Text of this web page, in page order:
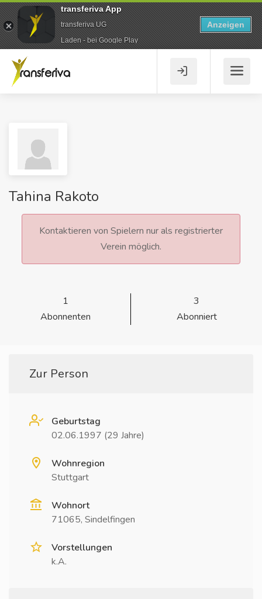
Tahina Rakoto
Kontaktieren von Spielern nur als registrierter
Verein möglich.
1
Abonnenten
3
Abonniert
Zur Person
Geburtstag
02.06.1997 (29 Jahre)
Wohnregion
Stuttgart
Wohnort
71065, Sindelfingen
Vorstellungen
k.A.
transferiva App
transferiva UG
Laden - bei Google Play
Anzeigen